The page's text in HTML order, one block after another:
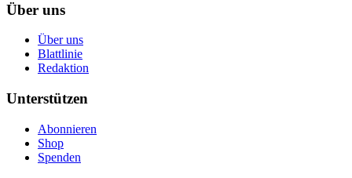
Über uns
Über uns
Blattlinie
Redaktion
Unterstützen
Abonnieren
Shop
Spenden